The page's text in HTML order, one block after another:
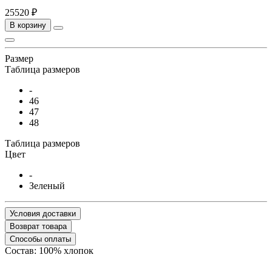
25520 ₽
В корзину
Размер
Таблица размеров
-
46
47
48
Таблица размеров
Цвет
-
Зеленый
Условия доставки
Возврат товара
Способы оплаты
Состав: 100% хлопок